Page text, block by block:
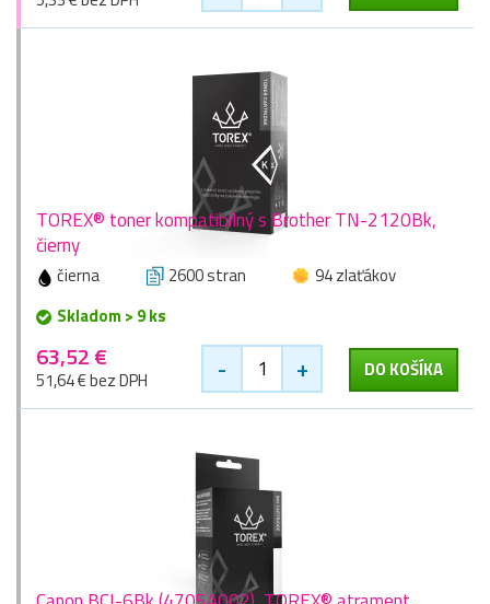
TOREX® toner kompatibilný s Brother TN-2120Bk,
čierny
čierna 2600 stran
94 zlaťákov
Skladom > 9 ks
63,52 €
51,64 € bez DPH - + DO KOŠÍKA